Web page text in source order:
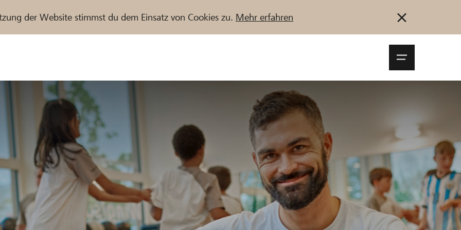
der Website stimmst du dem Einsatz von Cookies zu. Mehr erfahren
/ Raiffeisenbank Anmelden
Jetzt starten